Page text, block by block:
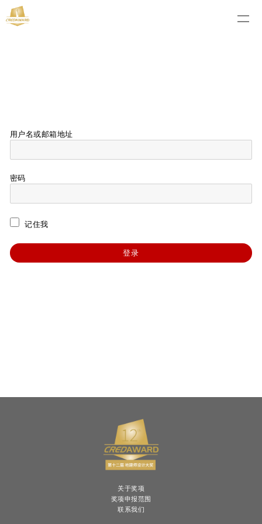
用户名或邮箱地址
密码
记住我
关于奖项
奖项申报范围
联系我们